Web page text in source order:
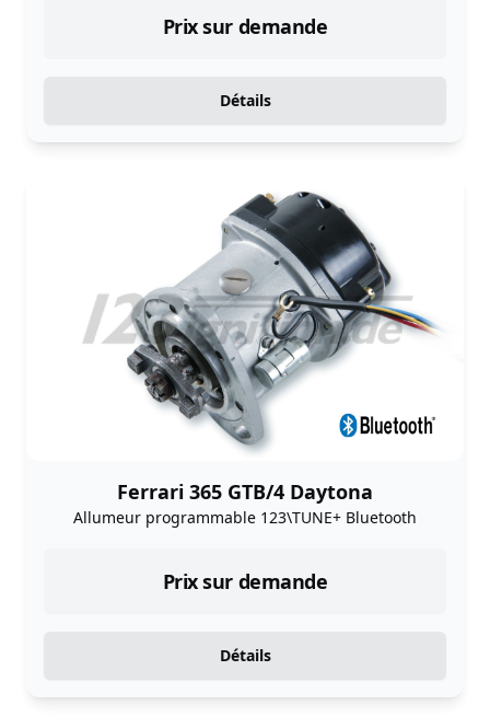
Prix sur demande
Détails
Ferrari 365 GTB/4 Daytona
Allumeur programmable 123\TUNE+ Bluetooth
Prix sur demande
Détails